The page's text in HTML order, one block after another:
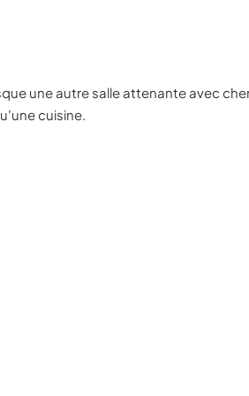
une autre salle attenante avec
cuisine.